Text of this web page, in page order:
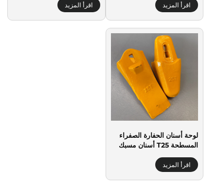
اقرأ المزيد اقرأ المزيد
لوحة أسنان الحفارة الصفراء
المسطحة T25 أسنان مسبك
اقرأ المزيد